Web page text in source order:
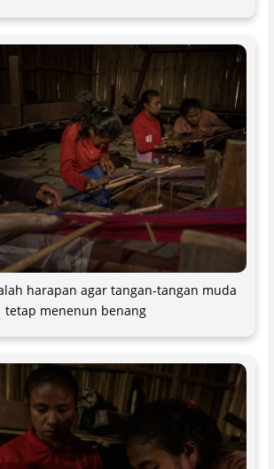
harapan agar tangan-tangan muda
tetap menenun benang